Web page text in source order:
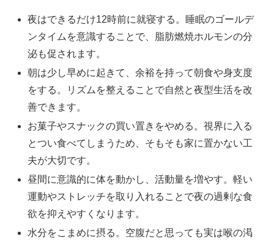
夜はできるだけ12時前に就寝する。睡眠のゴールデ
ンタイムを意識することで、脂肪燃焼ホルモンの分
泌も促されます。
朝は少し早めに起きて、余裕を持って朝食や身支度
をする。リズムを整えることで自然と夜型生活を改
善できます。
お菓子やスナックの買い置きをやめる。視界に入る
とつい食べてしまうため、そもそも家に置かない工
夫が大切です。
昼間に意識的に体を動かし、活動量を増やす。軽い
運動やストレッチを取り入れることで夜の過剰な食
欲を抑えやすくなります。
水分をこまめに摂る。空腹だと思っても実は喉の渇